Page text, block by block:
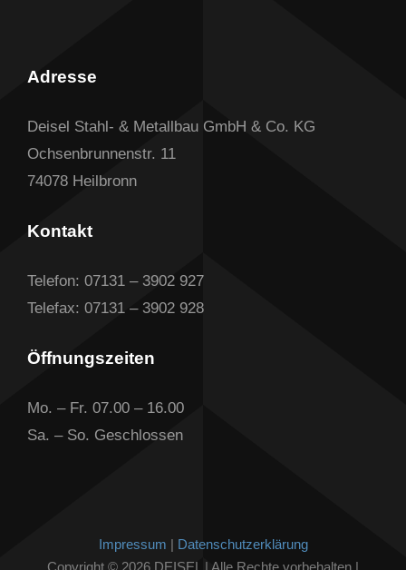
Adresse
Deisel Stahl- & Metallbau GmbH & Co. KG
Ochsenbrunnenstr. 11
74078 Heilbronn
Kontakt
Telefon: 07131 – 3902 927
Telefax: 07131 – 3902 928
Öffnungszeiten
Mo. – Fr. 07.00 – 16.00
Sa. – So. Geschlossen
Impressum | Datenschutzerklärung
Copyright © 2026 DEISEL | Alle Rechte vorbehalten |